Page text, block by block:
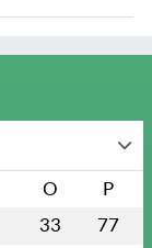
O P
33 77